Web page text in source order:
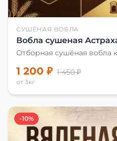
СУШЁНАЯ ВОБЛА
Вобла сушеная
Отборная сушёная вобла
1 200 ₽ 1 450 ₽
от 3кг
-10%